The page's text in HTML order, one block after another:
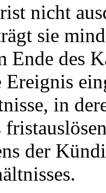
nicht
sie
Ende des
Ereignis
in
der